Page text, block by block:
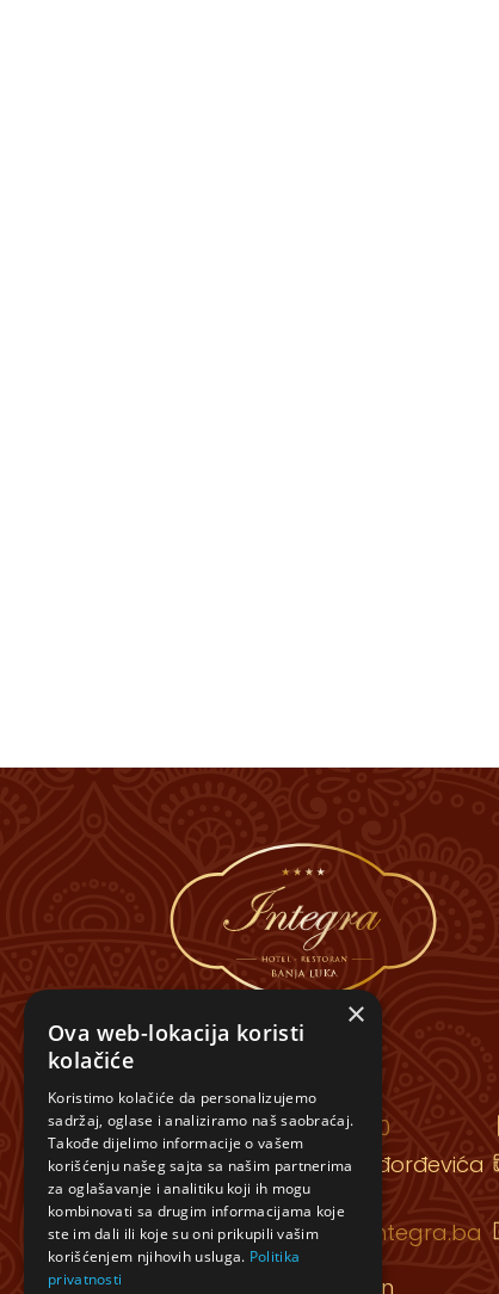
+ 387 (0)51 493 420
Kralja Petra I Karađorđevića
129
banjaluka@hotelintegra.ba
Tradicionalni restoran
×
Ova web-lokacija koristi
kolačiće
Koristimo kolačiće da personalizujemo
sadržaj, oglase i analiziramo naš saobraćaj.
Takođe dijelimo informacije o vašem
korišćenju našeg sajta sa našim partnerima
za oglašavanje i analitiku koji ih mogu
kombinovati sa drugim informacijama koje
ste im dali ili koje su oni prikupili vašim
korišćenjem njihovih usluga. Politika
privatnosti